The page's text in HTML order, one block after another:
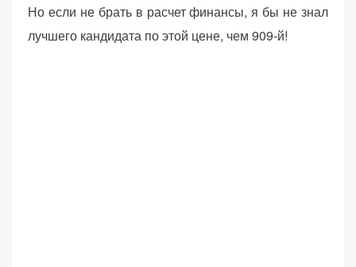
Но если не брать в расчет финансы, я бы не знал
лучшего кандидата по этой цене, чем 909-й!